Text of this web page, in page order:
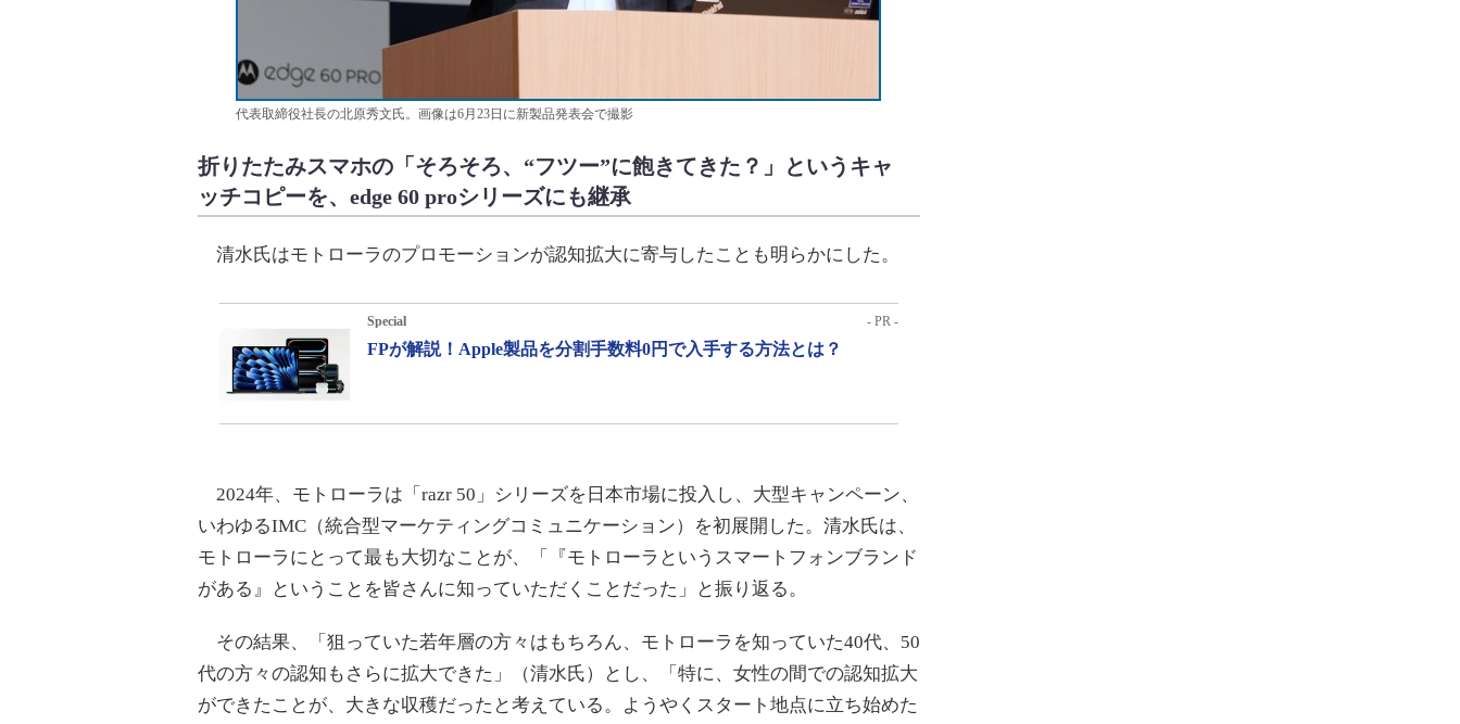
代表取締役社長の北原秀文氏。画像は6月23日に新製品発表会で撮影
折りたたみスマホの「そろそろ、“フツー”に飽きてきた？」というキャ
ッチコピーを、edge 60 proシリーズにも継承
清水氏はモトローラのプロモーションが認知拡大に寄与したことも明らかにした。
Special - PR -
FPが解説！Apple製品を分割手数料0円で入手する方法とは？
2024年、モトローラは「razr 50」シリーズを日本市場に投入し、大型キャンペーン、
いわゆるIMC（統合型マーケティングコミュニケーション）を初展開した。清水氏は、
モトローラにとって最も大切なことが、「『モトローラというスマートフォンブランド
がある』ということを皆さんに知っていただくことだった」と振り返る。
その結果、「狙っていた若年層の方々はもちろん、モトローラを知っていた40代、50
代の方々の認知もさらに拡大できた」（清水氏）とし、「特に、女性の間での認知拡大
ができたことが、大きな収穫だったと考えている。ようやくスタート地点に立ち始めた